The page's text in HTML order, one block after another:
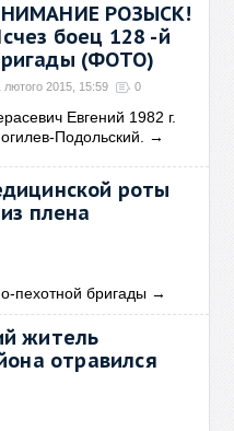
РОЗЫСК!
боец 128 -й
(ФОТО)
лютого 2015, 15:59 0
Евгений 1982 г.
Подольский.
→
роты
плена
пехотной бригады →
житель
отравился